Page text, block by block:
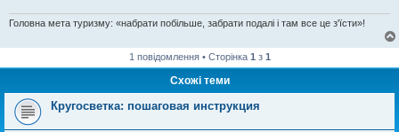
Головна мета туризму: «набрати побільше, забрати подалі і там все це з'їсти»!
1 повідомлення • Сторінка 1 з 1
Схожі теми
Кругосветка: пошаговая инструкция